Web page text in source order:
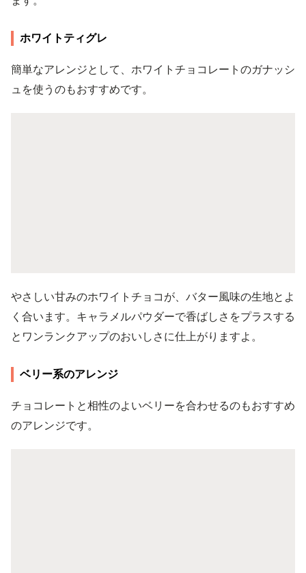
ホワイトティグレ
簡単なアレンジとして、ホワイトチョコレートのガナッシ
ュを使うのもおすすめです。
やさしい甘みのホワイトチョコが、バター風味の生地とよ
く合います。キャラメルパウダーで香ばしさをプラスする
とワンランクアップのおいしさに仕上がりますよ。
ベリー系のアレンジ
チョコレートと相性のよいベリーを合わせるのもおすすめ
のアレンジです。